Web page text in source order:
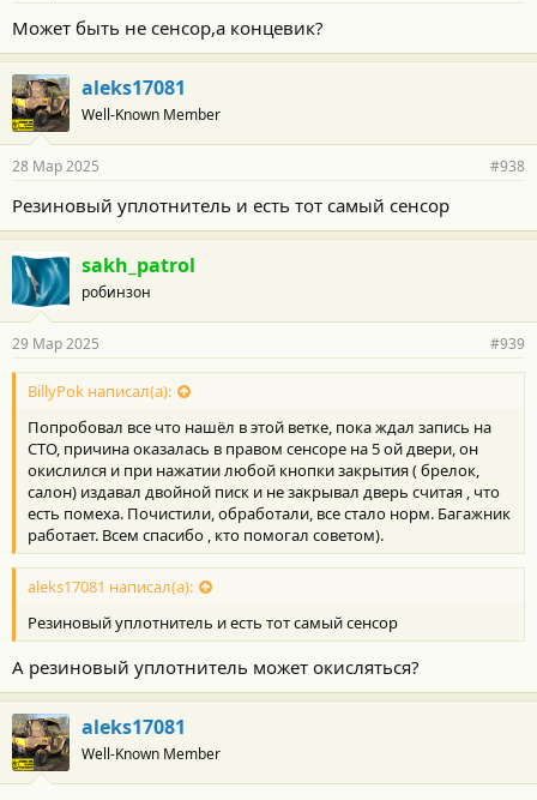
Может быть не сенсор,а концевик?
aleks17081
Well-Known Member
28 Мар 2025 #938
Резиновый уплотнитель и есть тот самый сенсор
sakh_patrol
робинзон
29 Мар 2025 #939
BillyPok написал(а):
Попробовал все что нашёл в этой ветке, пока ждал запись на
СТО, причина оказалась в правом сенсоре на 5 ой двери, он
окислился и при нажатии любой кнопки закрытия ( брелок,
салон) издавал двойной писк и не закрывал дверь считая , что
есть помеха. Почистили, обработали, все стало норм. Багажник
работает. Всем спасибо , кто помогал советом).
aleks17081 написал(а):
Резиновый уплотнитель и есть тот самый сенсор
А резиновый уплотнитель может окисляться?
aleks17081
Well-Known Member